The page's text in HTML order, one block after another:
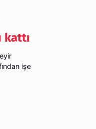
işe